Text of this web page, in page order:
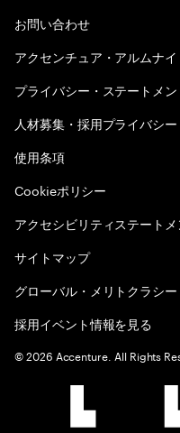
お問い合わせ
アクセンチュア・アルムナイ
プライバシー・ステートメン
人材募集・採用プライバシ
使用条項
Cookieポリシー
アクセシビリティステートメ
サイトマップ
グローバル・メリトクラシー
採用イベント情報を見る
©2026 Accenture. All Rights